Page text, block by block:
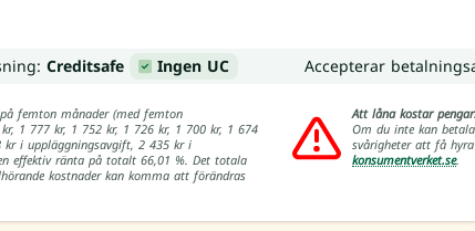
Creditsafe Ingen UC Accepterar
femton månader (med femton
1 777 kr, 1 752 kr, 1 726 kr, 1 700 kr, 1 674
kr i uppläggningsavgift, 2 435 kr i
effektiv ränta på totalt 66,01 %. Det totala
kostnader kan komma att förändras
Att låna kostar
Om du inte kan
svårigheter att få
konsumentverket.se.